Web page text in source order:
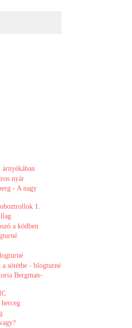
nyár
- A nagy
1.
a ködben
sötétbe - blogturné
Bergman-